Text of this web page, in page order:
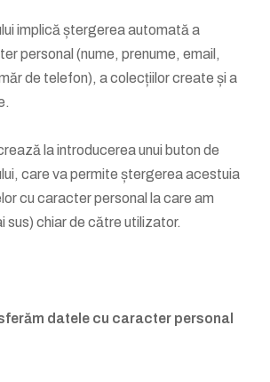
implică ștergerea automată a
personal (nume, prenume, email,
de telefon), a colecțiilor create și a
la introducerea unui buton de
care va permite ștergerea acestuia
cu caracter personal la care am
sus) chiar de către utilizator.
datele cu caracter personal